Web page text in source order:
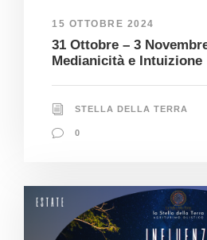
15 OTTOBRE 2024
31 Ottobre – 3
Medianicità e Intuizione
STELLA DELLA TERRA
0